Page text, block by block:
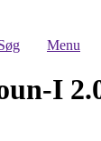
Menu
I